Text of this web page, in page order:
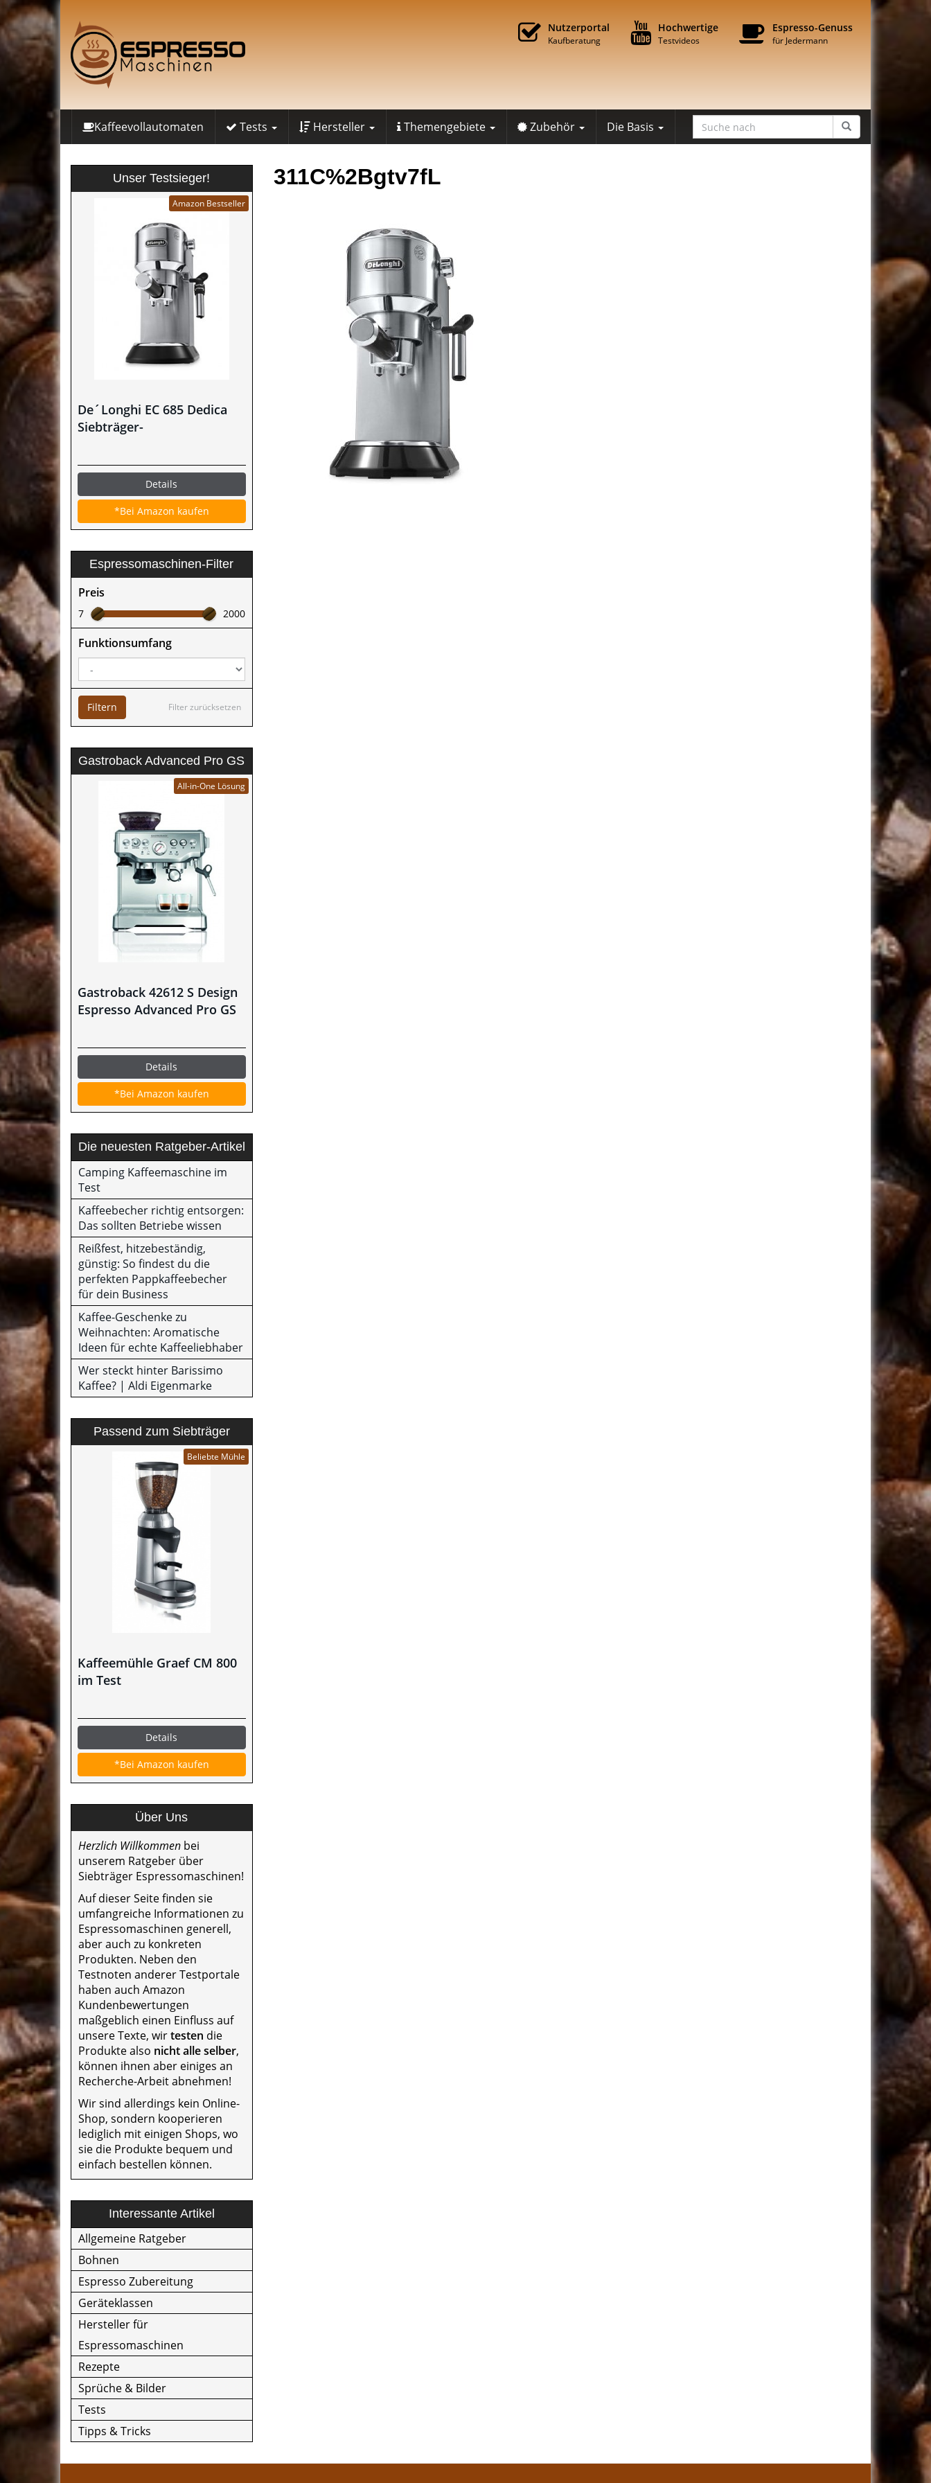
Skip
to
main
content
Nutzerportal
Kaufberatung
Hochwertige
Testvideos
Espresso-Genuss
für Jedermann
Kaffeevollautomaten Tests Hersteller Themengebiete Zubehör Die Basis
311C%2Bgtv7fL
Unser Testsieger!
Amazon Bestseller
De´Longhi EC 685 Dedica
Siebträger-
Details
*Bei Amazon kaufen
Espressomaschinen-Filter
Preis
7 2000
Funktionsumfang
Filter zurücksetzen
Filtern
Gastroback Advanced Pro GS
All-in-One Lösung
Gastroback 42612 S Design
Espresso Advanced Pro GS
Details
*Bei Amazon kaufen
Die neuesten Ratgeber-Artikel
Camping Kaffeemaschine im
Test
Kaffeebecher richtig entsorgen:
Das sollten Betriebe wissen
Reißfest, hitzebeständig,
günstig: So findest du die
perfekten Pappkaffeebecher
für dein Business
Kaffee-Geschenke zu
Weihnachten: Aromatische
Ideen für echte Kaffeeliebhaber
Wer steckt hinter Barissimo
Kaffee? | Aldi Eigenmarke
Passend zum Siebträger
Beliebte Mühle
Kaffeemühle Graef CM 800
im Test
Details
*Bei Amazon kaufen
Über Uns
Herzlich Willkommen bei
unserem Ratgeber über
Siebträger Espressomaschinen!
Auf dieser Seite finden sie
umfangreiche Informationen zu
Espressomaschinen generell,
aber auch zu konkreten
Produkten. Neben den
Testnoten anderer Testportale
haben auch Amazon
Kundenbewertungen
maßgeblich einen Einfluss auf
unsere Texte, wirtesten die
Produkte also nicht alle selber,
können ihnen aber einiges an
Recherche-Arbeit abnehmen!
Wir sind allerdings kein Online-
Shop, sondern kooperieren
lediglich mit einigen Shops, wo
sie die Produkte bequem und
einfach bestellen können.
Interessante Artikel
Allgemeine Ratgeber
Bohnen
Espresso Zubereitung
Geräteklassen
Hersteller für
Espressomaschinen
Rezepte
Sprüche & Bilder
Tests
Tipps & Tricks